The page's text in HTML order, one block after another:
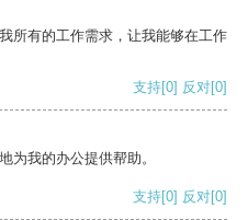
所有的工作需求，让我能够在工作
支持[0] 反对[0]
为我的办公提供帮助。
支持[0] 反对[0]